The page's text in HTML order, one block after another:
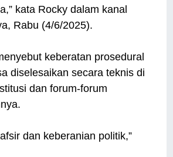
kata Rocky dalam kanal
Rabu (4/6/2025).
keberatan prosedural
diselesaikan secara teknis di
dan forum-forum
dan keberanian politik,”